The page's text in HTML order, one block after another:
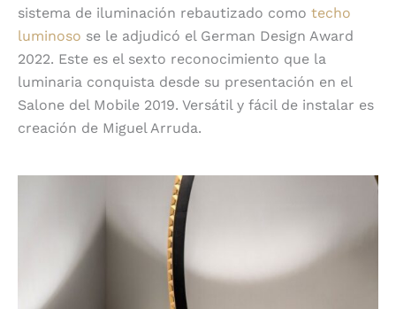
sistema de iluminación rebautizado como techo
luminoso se le adjudicó el German Design Award
2022. Este es el sexto reconocimiento que la
luminaria conquista desde su presentación en el
Salone del Mobile 2019. Versátil y fácil de instalar es
creación de Miguel Arruda.